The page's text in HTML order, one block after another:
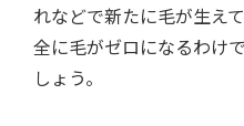
れなどで新たに毛が生え
全に毛がゼロになるわけ
しょう。